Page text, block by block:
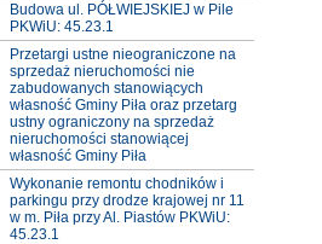
Budowa ul. PÓŁWIEJSKIEJ w Pile
PKWiU: 45.23.1
Przetargi ustne nieograniczone na
sprzedaż nieruchomości nie
zabudowanych stanowiących
własność Gminy Piła oraz przetarg
ustny ograniczony na sprzedaż
nieruchomości stanowiącej
własność Gminy Piła
Wykonanie remontu chodników i
parkingu przy drodze krajowej nr 11
w m. Piła przy Al. Piastów PKWiU:
45.23.1